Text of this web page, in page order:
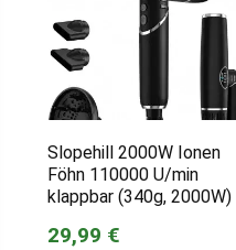
Slopehill 2000W Ionen
Föhn 110000 U/min
klappbar (340g, 2000W)
29,99 €